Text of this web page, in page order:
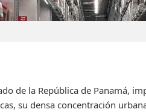
de la República de Panamá,
su densa concentración